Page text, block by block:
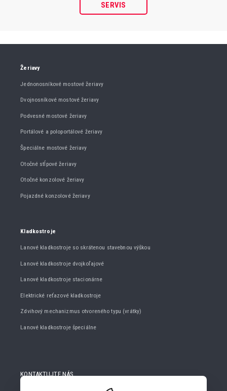
SERVIS
Žeriavy
Jednonosníkové mostové žeriavy
Dvojnosníkové mostové žeriavy
Podvesné mostové žeriavy
Portálové a poloportálové žeriavy
Špeciálne mostové žeriavy
Otočné stĺpové žeriavy
Otočné konzolové žeriavy
Pojazdné konzolové žeriavy
Kladkostroje
Lanové kladkostroje so skrátenou stavebnou výškou
Lanové kladkostroje dvojkoľajové
Lanové kladkostroje stacionárne
Elektrické reťazové kladkostroje
Zdvihový mechanizmus otvoreného typu (vrátky)
Lanové kladkostroje špeciálne
KONTAKTUJTE NÁS